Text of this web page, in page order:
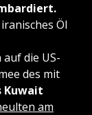
Öl
die US-
des mit
Kuwait
am